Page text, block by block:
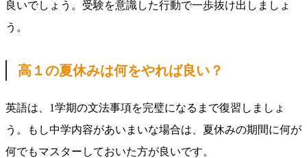
良いでしょう。受験を意識した行動で一歩抜け出しましょ
う。
高１の夏休みは何をやれば良い？
英語は、1学期の文法事項を完璧になるまで復習しましょ
う。もし中学内容があいまいな場合は、夏休みの期間に何が
何でもマスターしておいた方が良いです。